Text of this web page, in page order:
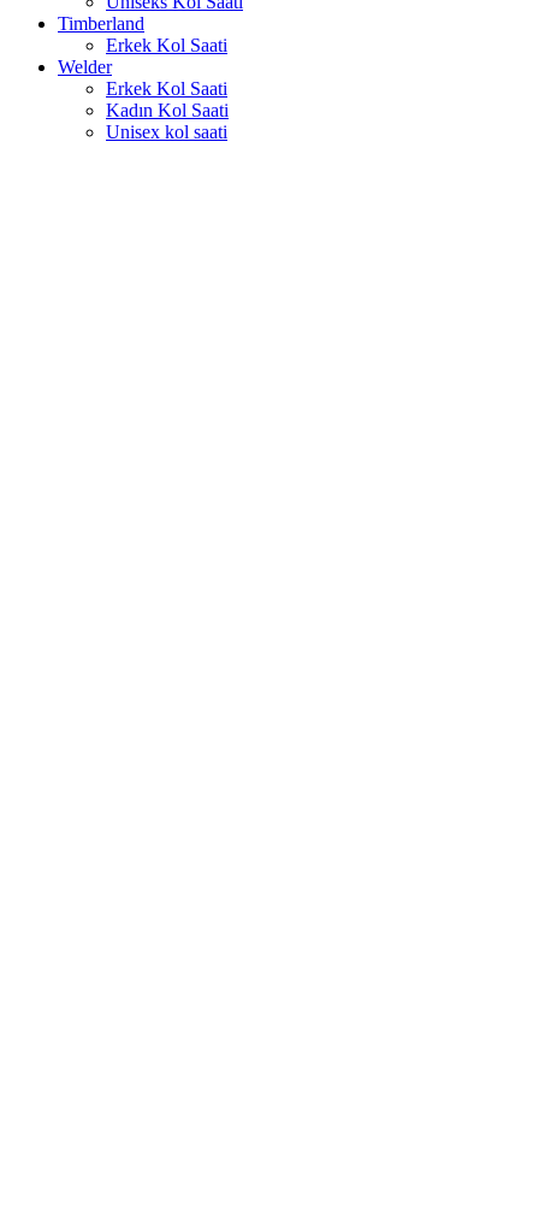
Timberland
Erkek Kol Saati
Welder
Erkek Kol Saati
Kadın Kol Saati
Unisex kol saati